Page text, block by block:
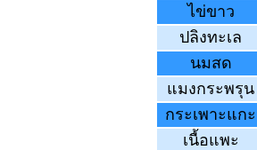
ไข่ขาว
ปลิงทะเล
นมสด
แมงกระพรุน
กระเพาะแกะ
เนื้อแพะ